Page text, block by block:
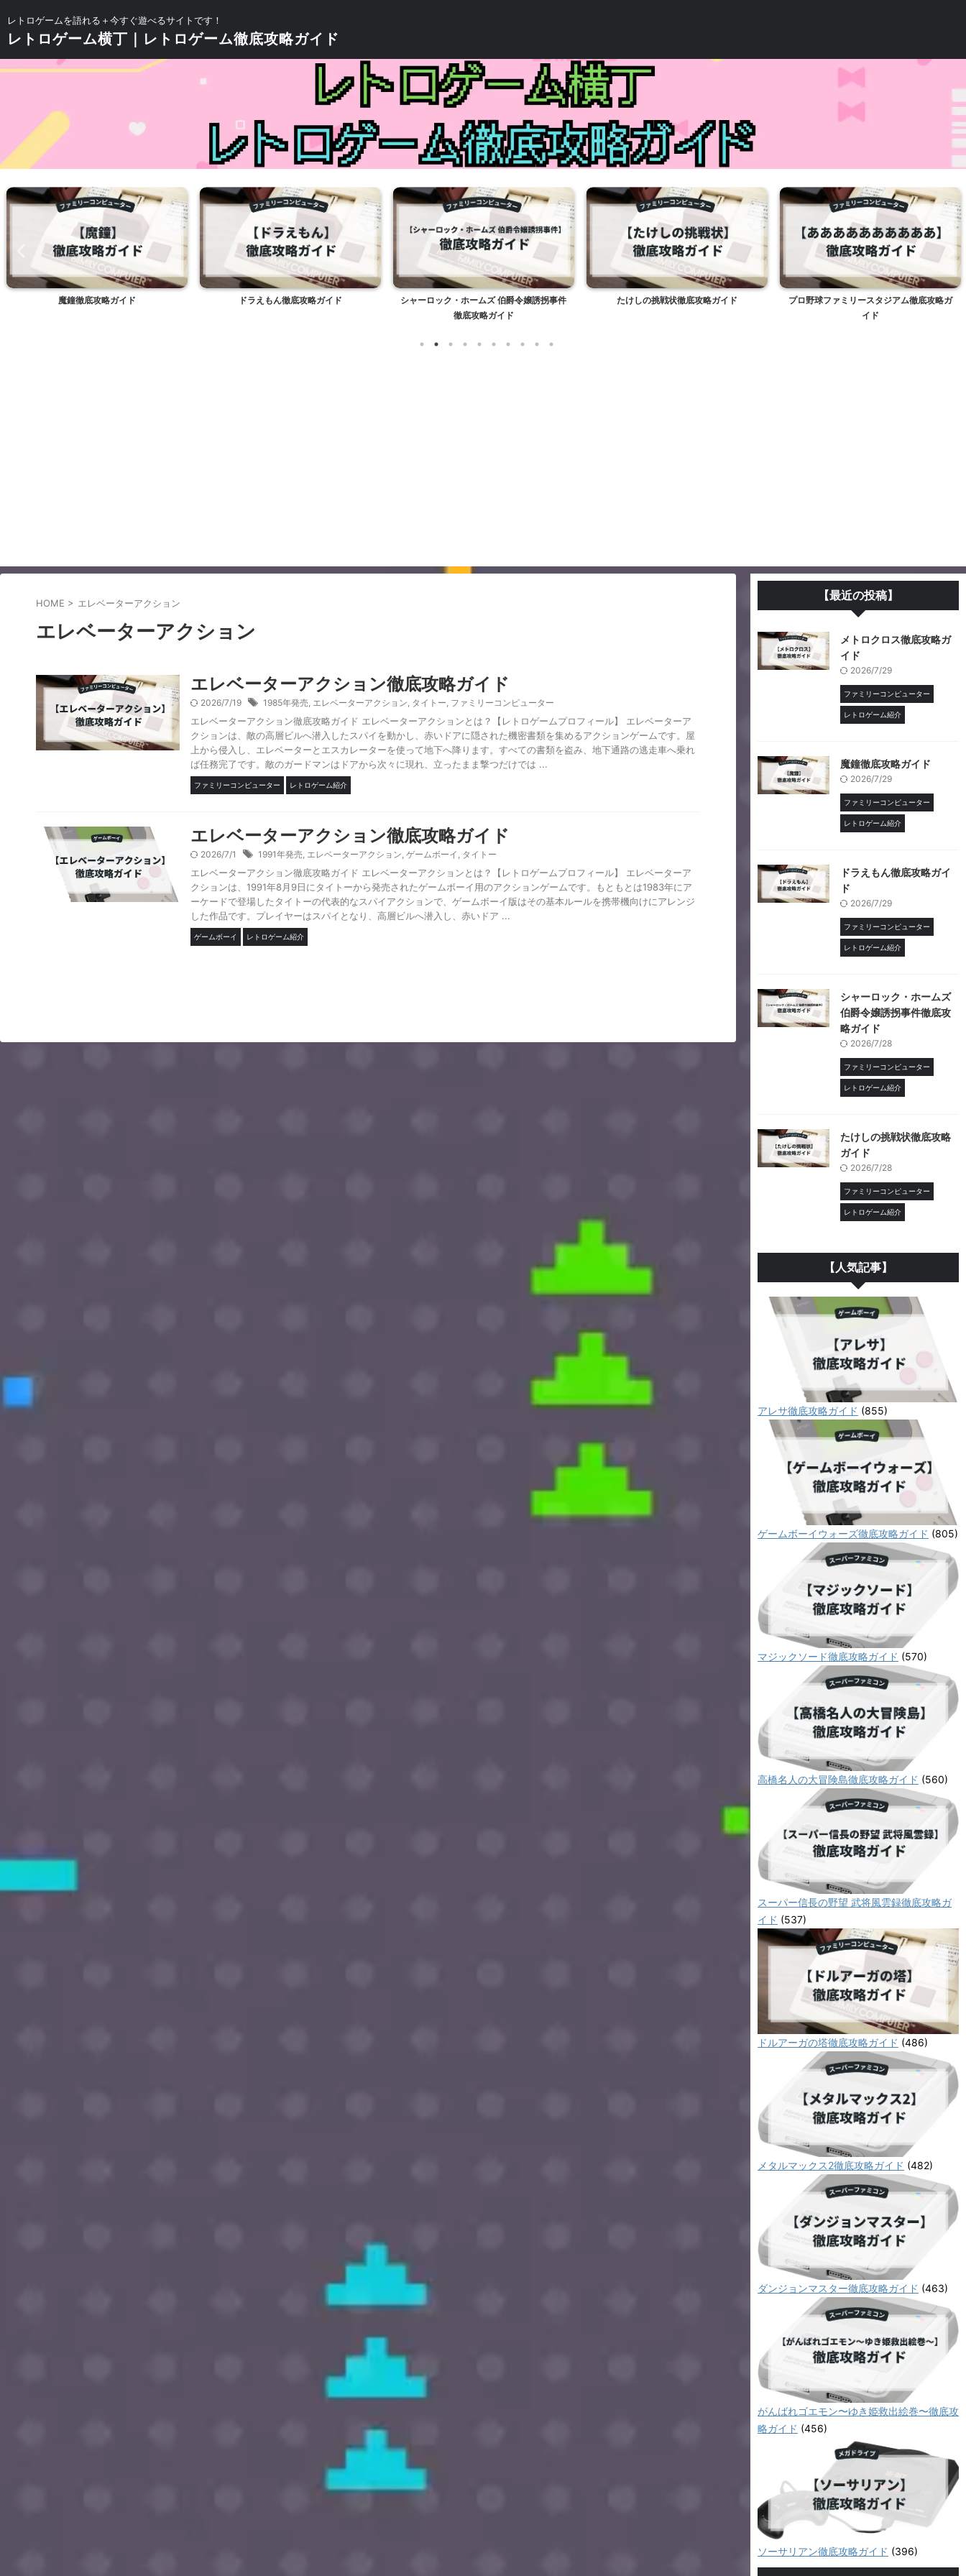
レトロゲームを語れる＋今すぐ遊べるサイトです！
レトロゲーム横丁｜レトロゲーム徹底攻略ガイド
魔鐘徹底攻略ガイド ドラえもん徹底攻略ガイド
シャーロック・ホームズ 伯爵令嬢誘拐事件
徹底攻略ガイド
たけしの挑戦状徹底攻略ガイド
プロ野球ファミリースタジアム徹底攻略ガ
イド
HOME > エレベーターアクション
エレベーターアクション
エレベーターアクション徹底攻略ガイド
2026/7/19 1985年発売, エレベーターアクション, タイトー, ファミリーコンピューター
エレベーターアクション徹底攻略ガイド エレベーターアクションとは？【レトロゲームプロフィール】 エレベーターア
クションは、敵の高層ビルへ潜入したスパイを動かし、赤いドアに隠された機密書類を集めるアクションゲームです。屋
上から侵入し、エレベーターとエスカレーターを使って地下へ降ります。すべての書類を盗み、地下通路の逃走車へ乗れ
ば任務完了です。敵のガードマンはドアから次々に現れ、立ったまま撃つだけでは ...
ファミリーコンピューター レトロゲーム紹介
エレベーターアクション徹底攻略ガイド
2026/7/1 1991年発売, エレベーターアクション, ゲームボーイ , タイトー
エレベーターアクション徹底攻略ガイド エレベーターアクションとは？【レトロゲームプロフィール】 エレベーターア
クションは、1991年8月9日にタイトーから発売されたゲームボーイ用のアクションゲームです。もともとは1983年にア
ーケードで登場したタイトーの代表的なスパイアクションで、ゲームボーイ版はその基本ルールを携帯機向けにアレンジ
した作品です。プレイヤーはスパイとなり、高層ビルへ潜入し、赤いドア ...
ゲームボーイ レトロゲーム紹介
【最近の投稿】
メトロクロス徹底攻略ガ
イド
2026/7/29
ファミリーコンピューター
レトロゲーム紹介
魔鐘徹底攻略ガイド
2026/7/29
ファミリーコンピューター
レトロゲーム紹介
ドラえもん徹底攻略ガイ
ド
2026/7/29
ファミリーコンピューター
レトロゲーム紹介
シャーロック・ホームズ
伯爵令嬢誘拐事件徹底攻
略ガイド
2026/7/28
ファミリーコンピューター
レトロゲーム紹介
たけしの挑戦状徹底攻略
ガイド
2026/7/28
ファミリーコンピューター
レトロゲーム紹介
【人気記事】
アレサ徹底攻略ガイド (855)
ゲームボーイウォーズ徹底攻略ガイド (805)
マジックソード徹底攻略ガイド (570)
高橋名人の大冒険島徹底攻略ガイド (560)
スーパー信長の野望 武将風雲録徹底攻略ガ
イド (537)
ドルアーガの塔徹底攻略ガイド (486)
メタルマックス2徹底攻略ガイド (482)
ダンジョンマスター徹底攻略ガイド (463)
がんばれゴエモン〜ゆき姫救出絵巻〜徹底攻
略ガイド (456)
ソーサリアン徹底攻略ガイド (396)